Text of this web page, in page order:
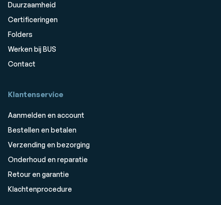
Duurzaamheid
Certificeringen
Folders
Werken bij BUS
Contact
Klantenservice
Aanmelden en account
Bestellen en betalen
Verzending en bezorging
Onderhoud en reparatie
Retour en garantie
Klachtenprocedure